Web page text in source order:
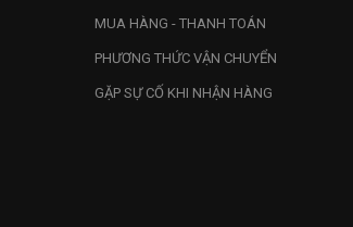
MUA HÀNG - THANH TOÁN
PHƯƠNG THỨC VẬN CHUYỂN
GẶP SỰ CỐ KHI NHẬN HÀNG